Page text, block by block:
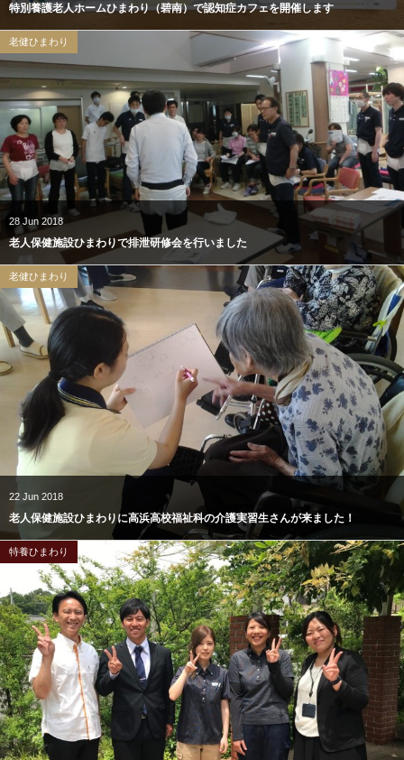
特別養護老人ホームひまわり（碧南）で認知症カフェを開催します
老健ひまわり
28 Jun 2018
老人保健施設ひまわりで排泄研修会を行いました
老健ひまわり
22 Jun 2018
老人保健施設ひまわりに高浜高校福祉科の介護実習生さんが来ました！
特養ひまわり